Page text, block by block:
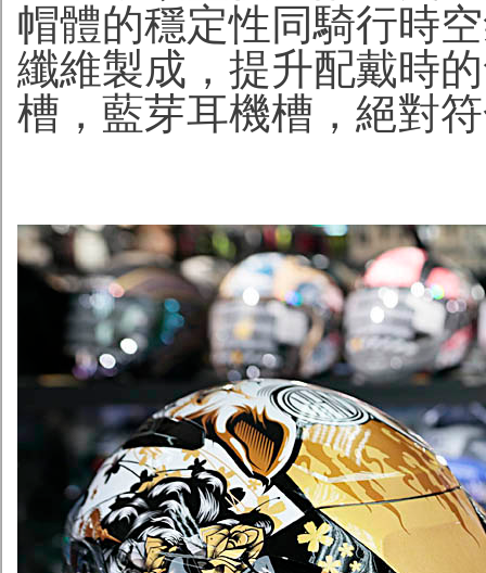
帽體的穩定性同騎行時
纖維製成，提升配戴時
槽，藍芽耳機槽，絕對